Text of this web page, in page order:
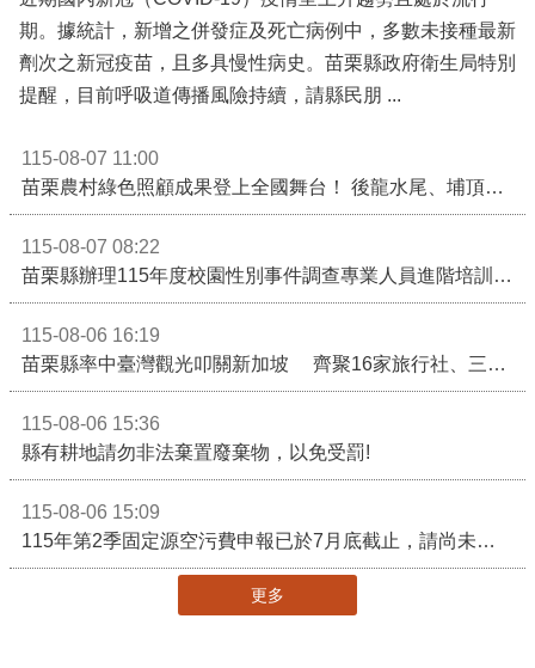
期。據統計，新增之併發症及死亡病例中，多數未接種最新
劑次之新冠疫苗，且多具慢性病史。苗栗縣政府衛生局特別
提醒，目前呼吸道傳播風險持續，請縣民朋 ...
115-08-07 11:00
苗栗農村綠色照顧成果登上全國舞台！ 後龍水尾、埔頂社區前進2026高齡健康產業博覽會
115-08-07 08:22
苗栗縣辦理115年度校園性別事件調查專業人員進階培訓 深化調查實務能力 持續打造安全友善校園
115-08-06 16:19
苗栗縣率中臺灣觀光叩關新加坡 齊聚16家旅行社、三大航空 NATAS旅展開賣主題遊程
115-08-06 15:36
縣有耕地請勿非法棄置廢棄物，以免受罰!
115-08-06 15:09
115年第2季固定源空污費申報已於7月底截止，請尚未申報公私場所儘速完成申繳，以免面臨滯納金及罰鍰!
更多